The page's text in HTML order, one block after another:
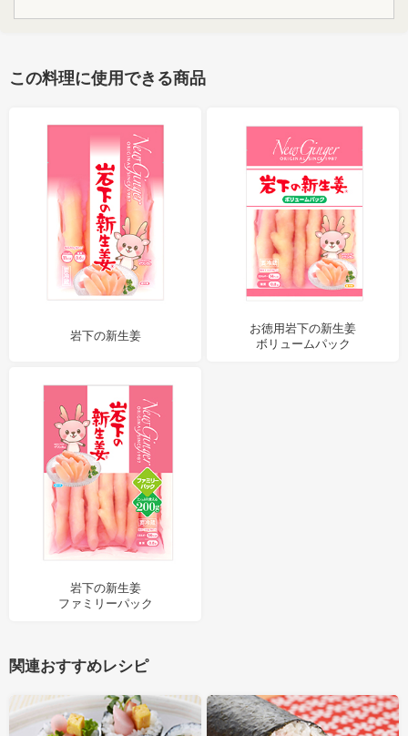
この料理に使用できる商品
岩下の新生姜
お徳用岩下の新生姜
ボリュームパック
岩下の新生姜
ファミリーパック
関連おすすめレシピ